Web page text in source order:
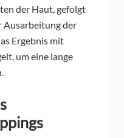
der Haut, gefolgt
Ausarbeitung der
Ergebnis mit
um eine lange